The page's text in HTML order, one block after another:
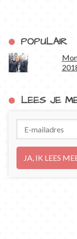
POPULAIR
LEES JE
mailadres